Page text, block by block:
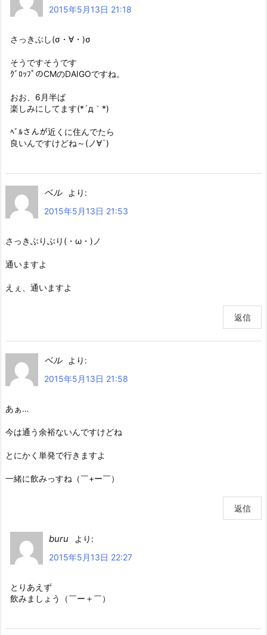
2015年5月13日 21:18
さっきぶし(σ・∀・)σ
そうですそうです
ｸﾞﾛｯﾌﾟのCMのDAIGOですね。
おお、6月半ば
楽しみにしてます(*´д｀*)
ﾍﾞﾙさんが近くに住んでたら
良いんですけどね～(ノ∀`)
ベル
より:
2015年5月13日 21:53
さっきぶりぶり(・ω・)ノ
通いますよ
えぇ、通いますよ
返信
ベル
より:
2015年5月13日 21:58
あぁ…
今は通う余裕ないんですけどね
とにかく単発で行きますよ
一緒に飲みっすね（￣+ー￣）
返信
buru
より:
2015年5月13日 22:27
とりあえず
飲みましょう（￣ー＋￣）